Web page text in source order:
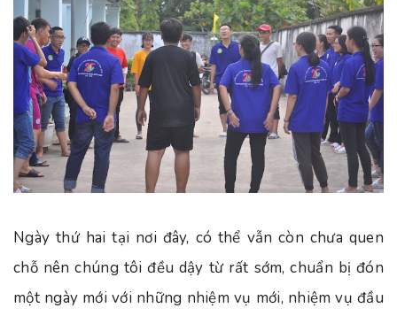
Ngày thứ hai tại nơi đây, có thể vẫn còn chưa quen
chỗ nên chúng tôi đều dậy từ rất sớm, chuẩn bị đón
một ngày mới với những nhiệm vụ mới, nhiệm vụ đầu